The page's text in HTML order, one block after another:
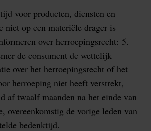
voor producten, diensten en
niet op een materiële drager is
over herroepingsrecht: 5.
de consument de wettelijk
over het herroepingsrecht of het
herroeping niet heeft verstrekt,
af twaalf maanden na het einde van
overeenkomstig de vorige leden van
bedenktijd.